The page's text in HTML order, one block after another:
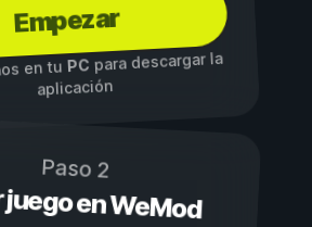
Empezar
en tuPCpara descargar la
aplicación
Paso 2
en WeMod